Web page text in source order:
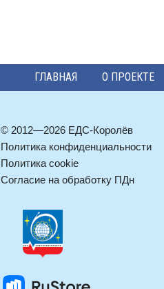
ГЛАВНАЯ О ПРОЕКТЕ
© 2012—2026 ЕДС-Королёв
Политика конфиденциальности
Политика cookie
Согласие на обработку ПДн